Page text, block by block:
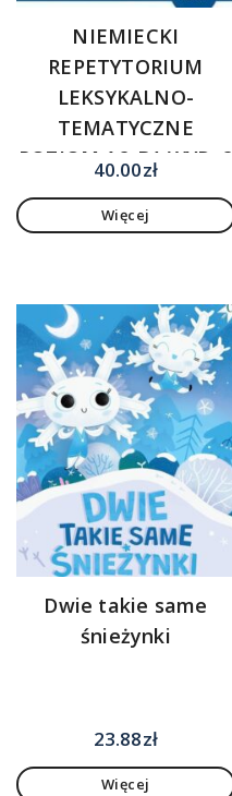
NIEMIECKI
REPETYTORIUM
LEKSYKALNO-
TEMATYCZNE
POZIOM A2-B1 WYD. 2
40.00zł
Więcej
Dwie takie same
śnieżynki
23.88zł
Więcej